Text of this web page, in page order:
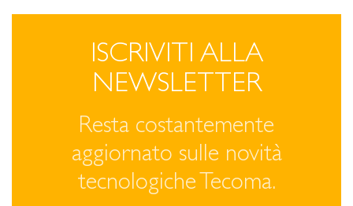
ISCRIVITI ALLA
NEWSLETTER
Resta costantemente
aggiornato sulle novità
tecnologiche Tecoma.